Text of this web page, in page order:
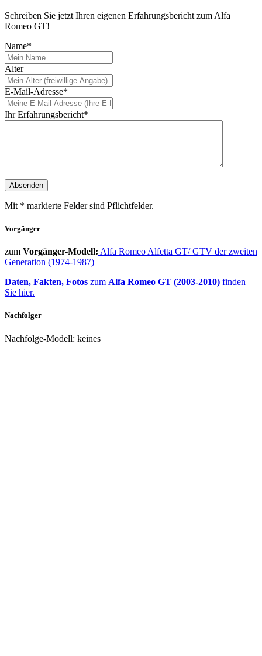
Schreiben Sie jetzt Ihren eigenen Erfahrungsbericht zum Alfa
Romeo GT!
Name*
Alter
E-Mail-Adresse*
Ihr Erfahrungsbericht*
Mit * markierte Felder sind Pflichtfelder.
Vorgänger
zum Vorgänger-Modell: Alfa Romeo Alfetta GT/ GTV der zweiten
Generation (1974-1987)
Daten, Fakten, Fotos zum Alfa Romeo GT (2003-2010) finden
Sie hier.
Nachfolger
Nachfolge-Modell: keines